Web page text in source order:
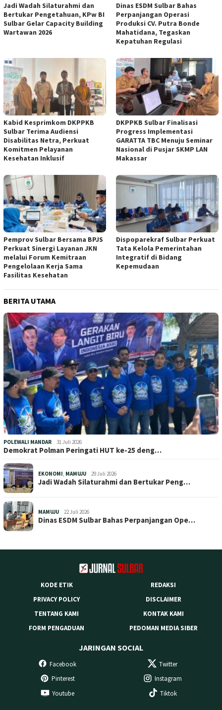
Jadi Wadah Silaturahmi dan
Bertukar Pengetahuan, KPw BI
Sulbar Gelar Capacity Building
Wartawan 2026
Dinas ESDM Sulbar Bahas
Perpanjangan Operasi
Produksi CV. Putra Bonde
Mahatidana, Tegaskan
Kepatuhan Regulasi
Kabid Kesprimkom DKPPKB
Sulbar Terima Audiensi
Disabilitas Netra, Perkuat
Komitmen Pelayanan
Kesehatan Inklusif
DKPPKB Sulbar Finalisasi
Progress Implementasi
GARATTA TBC Menuju Seminar
Nasional di Pusjar SKMP LAN
Makassar
Pemprov Sulbar Bersama BPJS
Perkuat Sinergi Layanan JKN
melalui Forum Kemitraan
Pengelolaan Kerja Sama
Fasilitas Kesehatan
Dispoparekraf Sulbar Perkuat
Tata Kelola Pemerintahan
Integratif di Bidang
Kepemudaan
BERITA UTAMA
POLEWALI MANDAR 31 Juli 2026
Demokrat Polman Peringati HUT ke-25 deng…
EKONOMI MAMUJU 29 Juli 2026
Jadi Wadah Silaturahmi dan Bertukar Peng…
MAMUJU 22 Juli 2026
Dinas ESDM Sulbar Bahas Perpanjangan Ope…
KODE ETIK
REDAKSI
PRIVACY POLICY
DISCLAIMER
TENTANG KAMI
KONTAK KAMI
FORM PENGADUAN
PEDOMAN MEDIA SIBER
JARINGAN SOCIAL
Facebook
Twitter
Pinterest
Instagram
Youtube
Tiktok